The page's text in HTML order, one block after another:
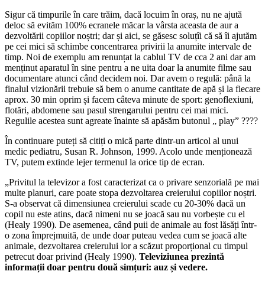
Sigur că timpurile în care trăim, dacă locuim în oraș, nu ne ajută
deloc să evităm 100% ecranele măcar la vârsta aceasta de aur a
dezvoltării copiilor noștri; dar și aici, se găsesc soluțîi că să îi ajutăm
pe cei mici să schimbe concentrarea privirii la anumite intervale de
timp. Noi de exemplu am renunțat la cablul TV de cca 2 ani dar am
menținut aparatul în sine pentru a ne uita doar la anumite filme sau
documentare atunci când decidem noi. Dar avem o regulă: până la
finalul vizionării trebuie să bem o anume cantitate de apă și la fiecare
aprox. 30 min oprim și facem câteva minute de sport: genoflexiuni,
flotări, abdomene sau pasul strengarului pentru cei mai mici.
Regulile acestea sunt agreate înainte să apăsăm butonul „ play” ????
În continuare puteți să citiți o mică parte dintr-un articol al unui
medic pediatru, Susan R. Johnson, 1999. Acolo unde menționează
TV, putem extinde lejer termenul la orice tip de ecran.
„Privitul la televizor a fost caracterizat ca o privare senzorială pe mai
multe planuri, care poate stopa dezvoltarea creierului copiilor noștri.
S-a observat că dimensiunea creierului scade cu 20-30% dacă un
copil nu este atins, dacă nimeni nu se joacă sau nu vorbește cu el
(Healy 1990). De asemenea, când puii de animale au fost lăsăți într-
o zona împrejmuită, de unde doar puteau vedea cum se joacă alte
animale, dezvoltarea creierului lor a scăzut proporțional cu timpul
petrecut doar privind (Healy 1990). Televiziunea prezintă
informații doar pentru două simțuri: auz și vedere.